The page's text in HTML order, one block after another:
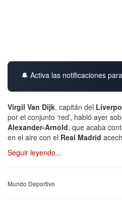
🔔 Activa las notificaciones
Virgil Van Dijk, capitán del
por el conjunto ‘red’, habló ayer
Alexander-Arnold, que acaba
en el aire con el Real Madrid
Seguir leyendo...
Mundo Deportivo